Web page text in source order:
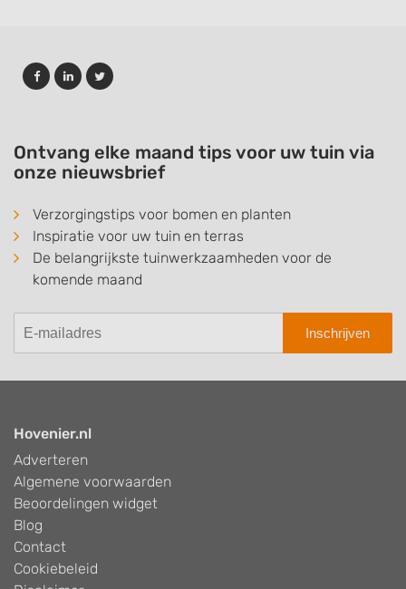
Ontvang elke maand tips voor uw tuin via
onze nieuwsbrief
Verzorgingstips voor bomen en planten
Inspiratie voor uw tuin en terras
De belangrijkste tuinwerkzaamheden voor de
komende maand
Inschrijven
Hovenier.nl
Adverteren
Algemene voorwaarden
Beoordelingen widget
Blog
Contact
Cookiebeleid